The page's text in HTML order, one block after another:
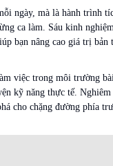
ngày, mà là hành trình
ca làm. Sáu kinh
bạn nâng cao giá trị bản
việc trong môi trường
kỹ năng thực tế. Nghiêm
cho chặng đường phía